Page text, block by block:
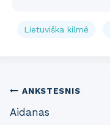
Lietuviška kilmė
Post
navigation
ANKSTESNIS
Aidanas